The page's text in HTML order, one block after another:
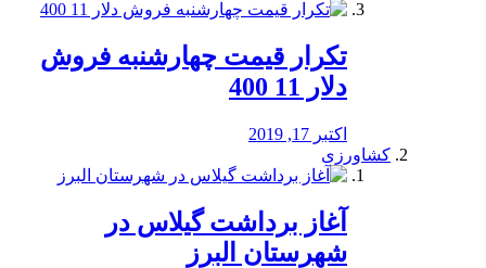
تکرار قیمت چهارشنبه فروش
دلار 11 400
اکتبر 17, 2019
کشاورزی
آغاز برداشت گیلاس در
شهرستان البرز